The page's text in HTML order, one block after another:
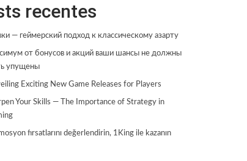
recentes
— геймерский подход к классическому азарту
от бонусов и акций ваши шансы не должны
упущены
Exciting New Game Releases for Players
Your Skills — The Importance of Strategy in
fırsatlarını değerlendirin, 1King ile kazanın